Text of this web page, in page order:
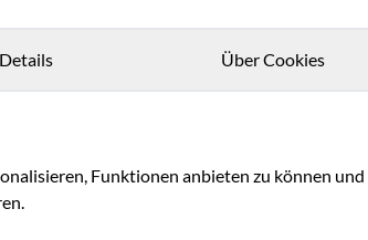
Details Über Cookies
Funktionen anbieten zu können und